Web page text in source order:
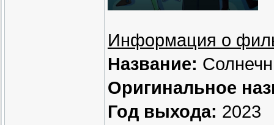
Информация о
Название:
Оригинальное
Год выхода: 2023